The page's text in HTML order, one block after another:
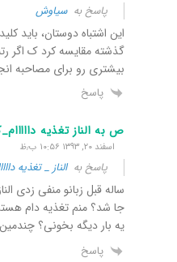
پاسخ بهسیاوش
این اشتباه دوستان، باید
گذشته مقایسه کرد ک اگر
بیشتری رو برای مصاحبه
پاسخ
ص به الناز تغذیه
اسفند ۲۰, ۱۳۹۳ ۱۰:۵۶ ب٫ظ
پاسخ بهالناز _ تغذیه
ساله قبل زبانو منفی زدی
جا شد؟ منم تغذیه دام
یه بار دیگه بخونی؟
پاسخ